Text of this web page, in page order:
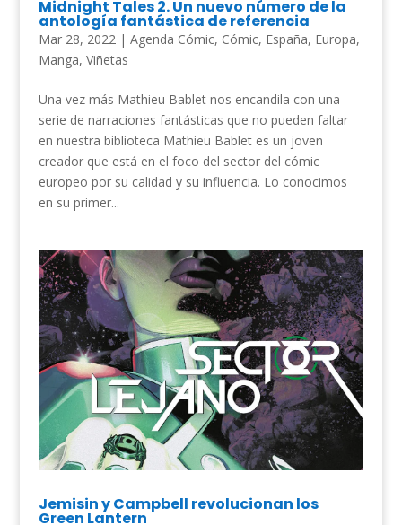
Midnight Tales 2. Un nuevo número de la
antología fantástica de referencia
Mar 28, 2022| Agenda Cómic, Cómic, España, Europa,
Manga, Viñetas
Una vez más Mathieu Bablet nos encandila con una
serie de narraciones fantásticas que no pueden faltar
en nuestra biblioteca Mathieu Bablet es un joven
creador que está en el foco del sector del cómic
europeo por su calidad y su influencia. Lo conocimos
en su primer...
Jemisin y Campbell revolucionan los
Green Lantern